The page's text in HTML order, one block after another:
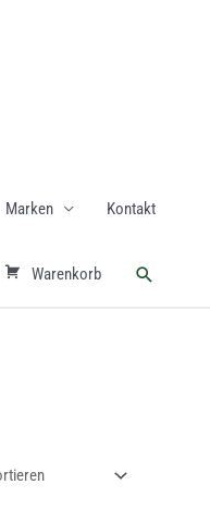
Marken Kontakt
Warenkorb Suchen